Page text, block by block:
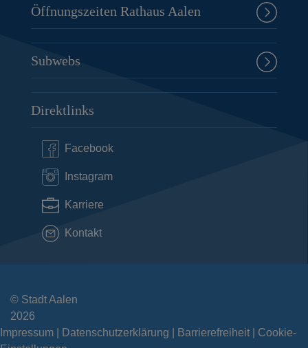
Öffnungszeiten Rathaus Aalen
Subwebs
Direktlinks
Facebook
Instagram
Karriere
Kontakt
© Stadt Aalen
2026
Impressum
Datenschutzerklärung Barrierefreiheit
Cookie-